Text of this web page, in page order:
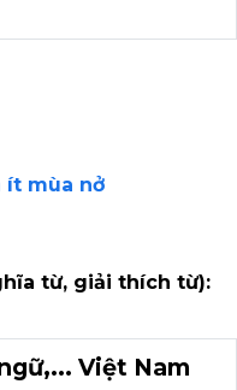
ít mùa nở
từ, giải thích từ):
Việt Nam